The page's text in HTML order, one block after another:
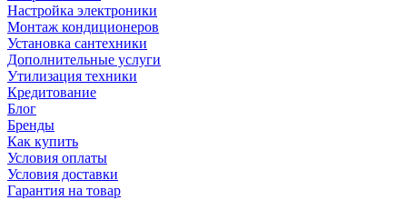
Настройка электроники
Монтаж кондиционеров
Установка сантехники
Дополнительные услуги
Утилизация техники
Кредитование
Блог
Бренды
Как купить
Условия оплаты
Условия доставки
Гарантия на товар